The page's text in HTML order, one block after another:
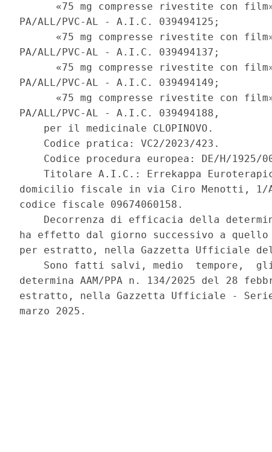
«75 mg compresse rivestite con
PA/ALL/PVC-AL - A.I.C. 039494125;
«75 mg compresse rivestite con
PA/ALL/PVC-AL - A.I.C. 039494137;
«75 mg compresse rivestite con
PA/ALL/PVC-AL - A.I.C. 039494149;
«75 mg compresse rivestite con
PA/ALL/PVC-AL - A.I.C. 039494188,
    per il medicinale CLOPINOVO.
    Codice pratica: VC2/2023/423.
Codice procedura europea: DE/H/1925/
Titolare A.I.C.: Errekappa
domicilio fiscale in via Ciro Menotti, 1/
codice fiscale 09674060158.
Decorrenza di efficacia della
ha effetto dal giorno successivo a
per estratto, nella Gazzetta Ufficiale
Sono fatti salvi, medio  tempore,
determina AAM/PPA n. 134/2025 del 28
estratto, nella Gazzetta Ufficiale -